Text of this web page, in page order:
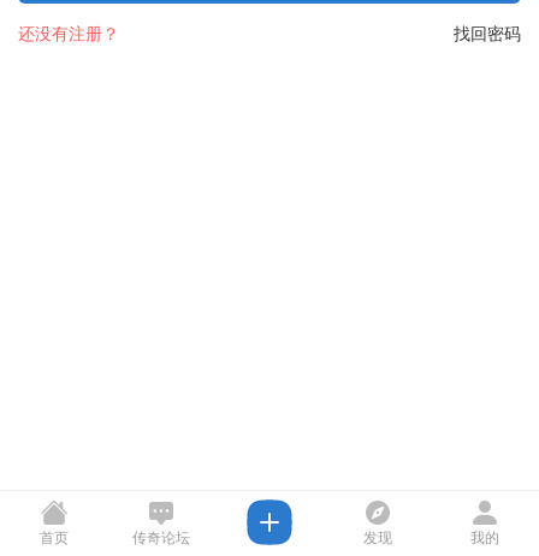
找回密码
还没有注册？
首页 传奇论坛 发现 我的